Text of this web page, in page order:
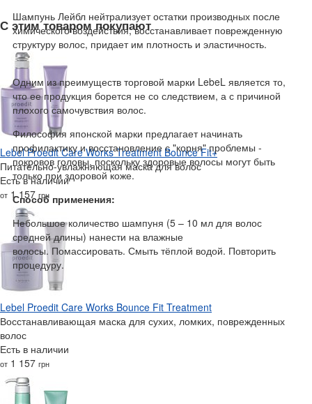
Шампунь Лейбл нейтрализует остатки производных после
химического воздействия, восстанавливает поврежденную
структуру волос, придает им плотность и эластичность.
Одним из преимуществ торговой марки LebeL является то,
что ее продукция борется не со следствием, а с причиной
плохого самочувствия волос.
Философия японской марки предлагает начинать
профилактику и восстановление с "корня" проблемы -
покровов головы, поскольку здоровые волосы могут быть
только при здоровой коже.
Способ применения:
Небольшое количество шампуня (5 – 10 мл для волос
средней длины) нанести на влажные
волосы. Помассировать. Смыть тёплой водой. Повторить
процедуру.
С этим товаром покупают
Lebel Proedit Care Works Treatment Bounce Fit+
Питательно-увлажняющая маска для волос
Есть в наличии
от 1 157 грн
Lebel Proedit Care Works Bounce Fit Treatment
Восстанавливающая маска для сухих, ломких, поврежденных
волос
Есть в наличии
от 1 157 грн